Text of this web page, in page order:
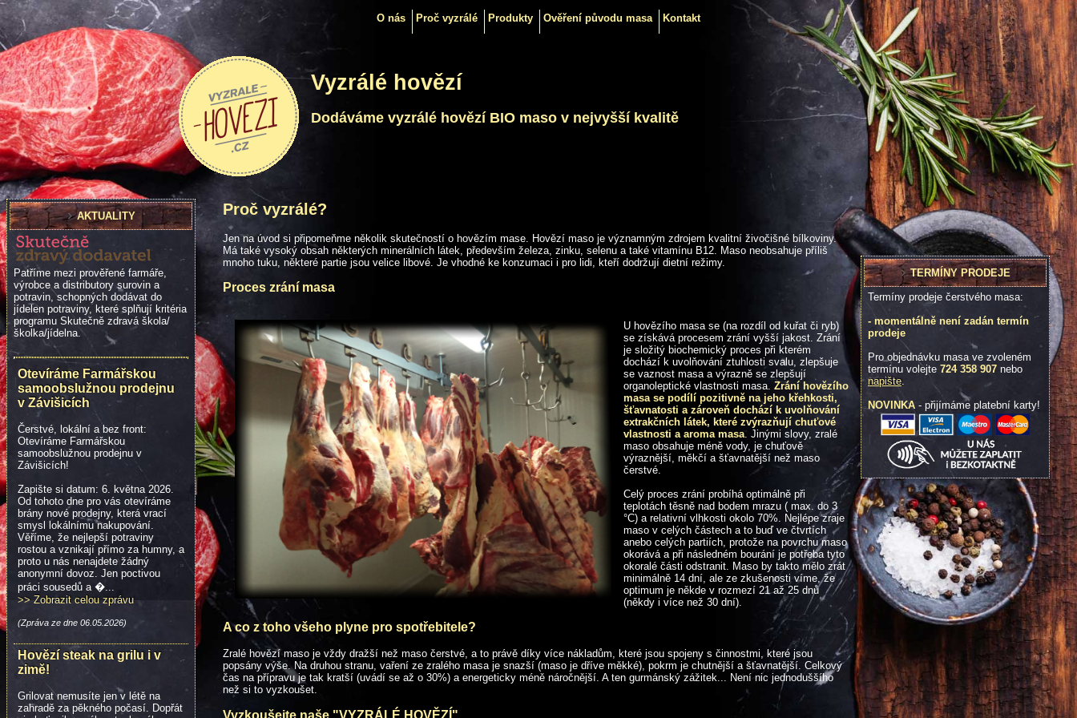
O nás Proč vyzrálé Produkty Ověření původu masa Kontakt
Vyzrálé hovězí
Dodáváme vyzrálé hovězí BIO maso v nejvyšší kvalitě
AKTUALITY
Patříme mezi prověřené farmáře,
výrobce a distributory surovin a
potravin, schopných dodávat do
jídelen potraviny, které splňují kritéria
programu Skutečně zdravá škola/
školka/jídelna.
Otevíráme Farmářskou
samoobslužnou prodejnu
v Závišicích
Čerstvé, lokální a bez front:
Otevíráme Farmářskou
samoobslužnou prodejnu v
Závišicích!
Zapište si datum: 6. května 2026.
Od tohoto dne pro vás otevíráme
brány nové prodejny, která vrací
smysl lokálnímu nakupování.
Věříme, že nejlepší potraviny
rostou a vznikají přímo za humny, a
proto u nás nenajdete žádný
anonymní dovoz. Jen poctivou
práci sousedů a �...
>> Zobrazit celou zprávu
(Zpráva ze dne 06.05.2026)
Hovězí steak na grilu i v
zimě!
Grilovat nemusíte jen v létě na
zahradě za pěkného počasí. Dopřát
Proč vyzrálé?
Jen na úvod si připomeňme několik skutečností o hovězím mase. Hovězí maso je významným zdrojem kvalitní živočišné bílkoviny.
Má také vysoký obsah některých minerálních látek, především železa, zinku, selenu a také vitamínu B12. Maso neobsahuje příliš
mnoho tuku, některé partie jsou velice libové. Je vhodné ke konzumaci i pro lidi, kteří dodržují dietní režimy.
Proces zrání masa
U hovězího masa se (na rozdíl od kuřat či ryb)
se získává procesem zrání vyšší jakost. Zrání
je složitý biochemický proces při kterém
dochází k uvolňování ztuhlosti svalu, zlepšuje
se vaznost masa a výrazně se zlepšují
organoleptické vlastnosti masa. Zrání hovězího
masa se podílí pozitivně na jeho křehkosti,
šťavnatosti a zároveň dochází k uvolňování
extrakčních látek, které zvýrazňují chuťové
vlastnosti a aroma masa. Jinými slovy, zralé
maso obsahuje méně vody, je chuťově
výraznější, měkčí a šťavnatější než maso
čerstvé.
Celý proces zrání probíhá optimálně při
teplotách těsně nad bodem mrazu ( max. do 3
°C) a relativní vlhkosti okolo 70%. Nejlépe zraje
maso v celých částech a to buď ve čtvrtích
anebo celých partiích, protože na povrchu maso
okorává a při následném bourání je potřeba tyto
okoralé části odstranit. Maso by takto mělo zrát
minimálně 14 dní, ale ze zkušenosti víme, že
optimum je někde v rozmezí 21 až 25 dnů
(někdy i více než 30 dní).
A co z toho všeho plyne pro spotřebitele?
Zralé hovězí maso je vždy dražší než maso čerstvé, a to právě díky více nákladům, které jsou spojeny s činnostmi, které jsou
popsány výše. Na druhou stranu, vaření ze zralého masa je snazší (maso je dříve měkké), pokrm je chutnější a šťavnatější. Celkový
čas na přípravu je tak kratší (uvádí se až o 30%) a energeticky méně náročnější. A ten gurmánský zážitek... Není nic jednoduššího
než si to vyzkoušet.
Vyzkoušejte naše "VYZRÁLÉ HOVĚZÍ".
TERMÍNY PRODEJE
Termíny prodeje čerstvého masa:
- momentálně není zadán termín
prodeje
Pro objednávku masa ve zvoleném
termínu volejte 724 358 907 nebo
napište.
NOVINKA - přijímáme platební karty!